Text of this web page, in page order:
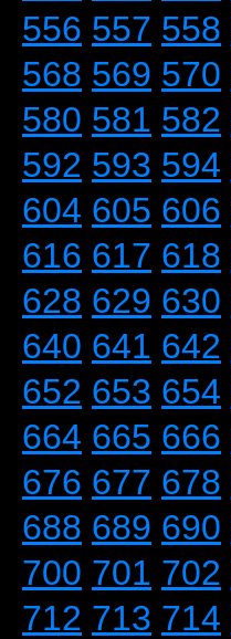
556 557 558
568 569 570
580 581 582
592 593 594
604 605 606
616 617 618
628 629 630
640 641 642
652 653 654
664 665 666
676 677 678
688 689 690
700 701 702
712 713 714